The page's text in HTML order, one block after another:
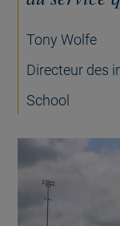
Tony Wolfe
Directeur des
School